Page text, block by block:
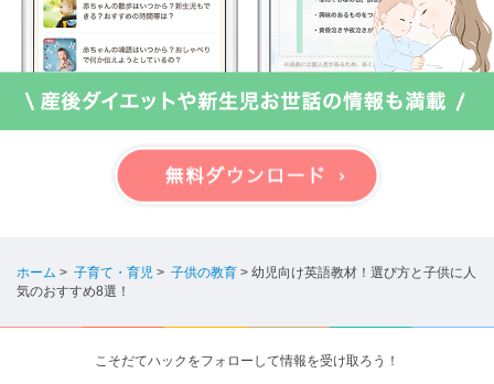
ホーム > 子育て・育児 > 子供の教育 > 幼児向け英語教材！選び方と子供に人
気のおすすめ8選！
こそだてハックをフォローして情報を受け取ろう！